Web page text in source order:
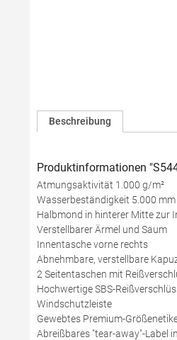
Beschreibung
Produktinformationen
Atmungsaktivität 1.000 g/m²
Wasserbeständigkeit 5.000 mm
Halbmond in hinterer Mitte zur
Verstellbarer Ärmel und Saum
Innentasche vorne rechts
Abnehmbare, verstellbare
2 Seitentaschen mit
Hochwertige SBS-
Windschutzleiste
Gewebtes Premium-
Abreißbares "tear-away"-Label